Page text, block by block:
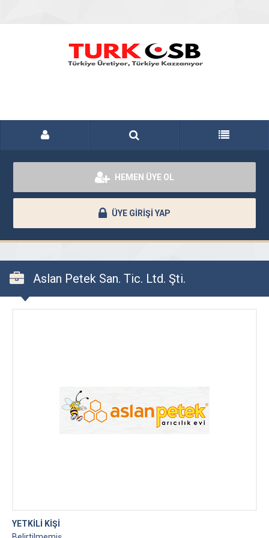
HEMEN ÜYE OL
ÜYE GİRİŞİ YAP
Aslan Petek San. Tic. Ltd. Şti.
YETKİLİ KİŞİ